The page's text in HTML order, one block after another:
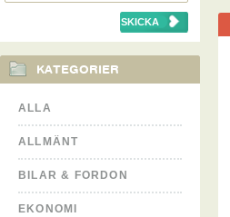
KATEGORIER
ALLA
ALLMÄNT
BILAR & FORDON
EKONOMI